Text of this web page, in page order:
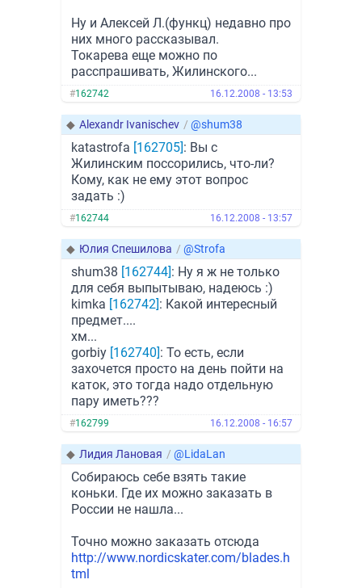
Ну и Алексей Л.(функц) недавно про
них много рассказывал.
Токарева еще можно по
расспрашивать, Жилинского...
#162742 16.12.2008 - 13:53
◆ Alexandr Ivanischev / @shum38
katastrofa [162705]: Вы с
Жилинским поссорились, что-ли?
Кому, как не ему этот вопрос
задать :)
#162744 16.12.2008 - 13:57
◆ Юлия Спешилова / @Strofa
shum38 [162744]: Ну я ж не только
для себя выпытываю, надеюсь :)
kimka [162742]: Какой интересный
предмет....
хм...
gorbiy [162740]: То есть, если
захочется просто на день пойти на
каток, это тогда надо отдельную
пару иметь???
#162799 16.12.2008 - 16:57
◆ Лидия Лановая / @LidaLan
Собираюсь себе взять такие
коньки. Где их можно заказать в
России не нашла...
Точно можно заказать отсюда
http://www.nordicskater.com/blades.h
tml